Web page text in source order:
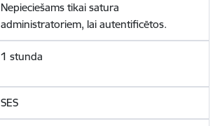
Nepieciešams tikai satura
administratoriem, lai autentificētos.
1 stunda
SES